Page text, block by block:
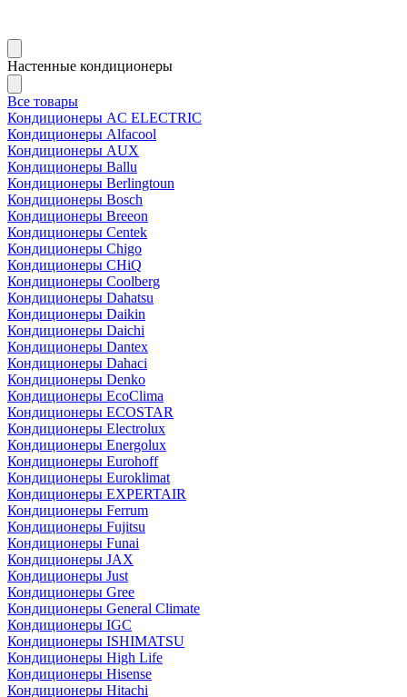
Настенные кондиционеры
Все товары
Кондиционеры AC ELECTRIC
Кондиционеры Alfacool
Кондиционеры AUX
Кондиционеры Ballu
Кондиционеры Berlingtoun
Кондиционеры Bosch
Кондиционеры Breeon
Кондиционеры Centek
Кондиционеры Chigo
Кондиционеры CHiQ
Кондиционеры Coolberg
Кондиционеры Dahatsu
Кондиционеры Daikin
Кондиционеры Daichi
Кондиционеры Dantex
Кондиционеры Dahaci
Кондиционеры Denko
Кондиционеры EcoClima
Кондиционеры ECOSTAR
Кондиционеры Electrolux
Кондиционеры Energolux
Кондиционеры Eurohoff
Кондиционеры Euroklimat
Кондиционеры EXPERTAIR
Кондиционеры Ferrum
Кондиционеры Fujitsu
Кондиционеры Funai
Кондиционеры JAX
Кондиционеры Just
Кондиционеры Gree
Кондиционеры General Climate
Кондиционеры IGC
Кондиционеры ISHIMATSU
Кондиционеры High Life
Кондиционеры Hisense
Кондиционеры Hitachi